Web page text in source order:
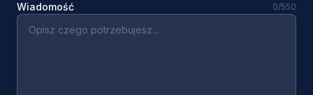
Wiadomość 0/550